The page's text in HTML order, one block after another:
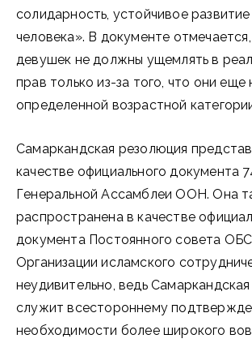
солидарность, устойчивое
человека». В документе
девушек не должны ущемлять в
прав только из-за того, что они еще
определенной возрастной
Самаркандская резолюция
качестве официального документа
Генеральной Ассамблеи ООН. Она
распространена в качестве
документа Постоянного совета
Организации исламского
неудивительно, ведь
служит всестороннему
необходимости более широкого